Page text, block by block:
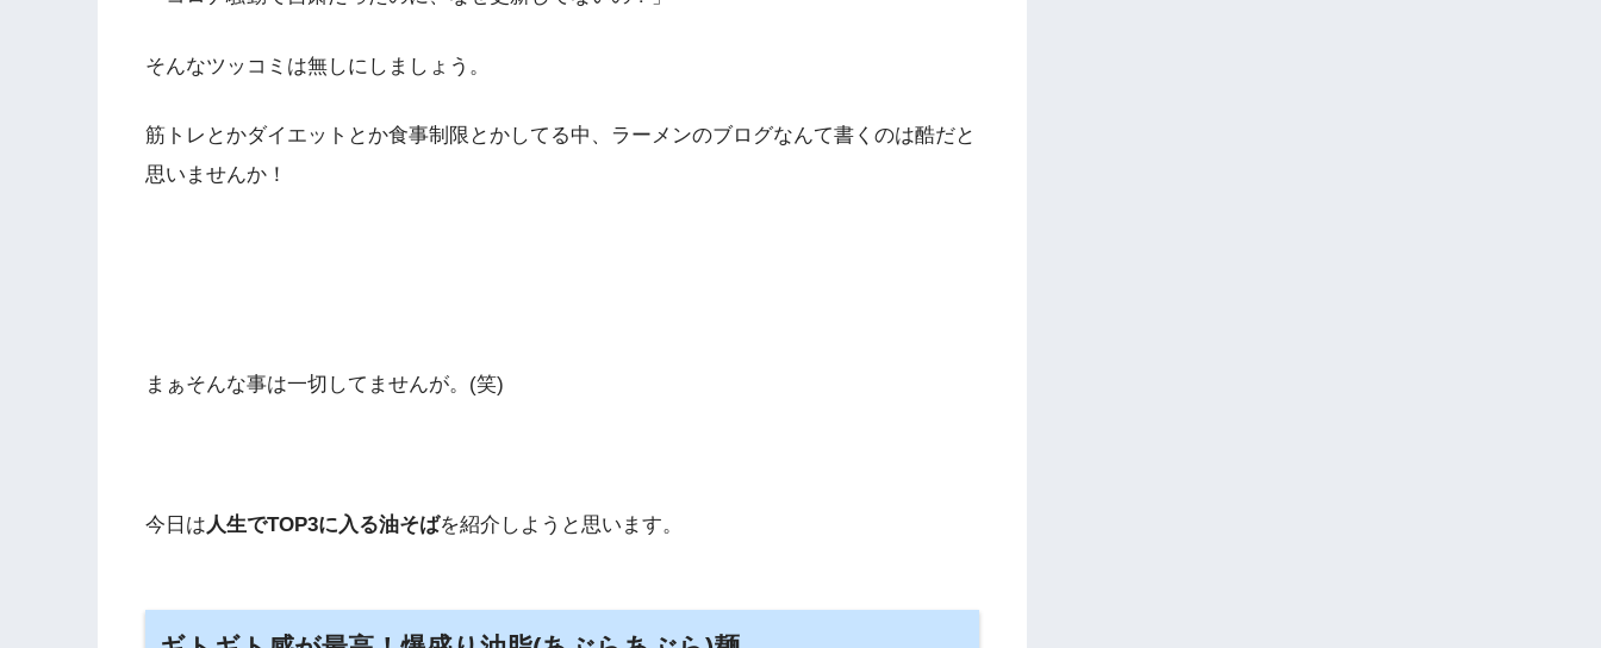
そんなツッコミは無しにしましょう。
筋トレとかダイエットとか食事制限とかしてる中、ラーメンのブログなんて書くのは酷だと
思いませんか！
まぁそんな事は一切してませんが。(笑)
今日は 人生でTOP3に入る油そばを紹介しようと思います。